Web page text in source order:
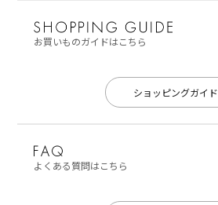
お買いものガイドはこちら
ショッピングガイド
よくある質問はこちら